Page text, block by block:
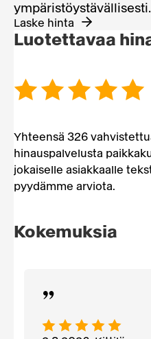
ympäristöystävällisesti.
Laske hinta